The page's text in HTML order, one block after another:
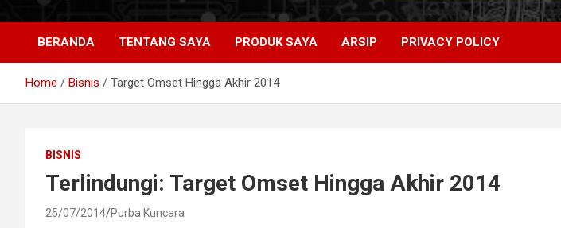
BERANDA TENTANG SAYA PRODUK SAYA ARSIP PRIVACY POLICY
Home Bisnis Target Omset Hingga Akhir 2014
BISNIS
Terlindungi: Target Omset Hingga Akhir 2014
25/07/2014 Purba Kuncara